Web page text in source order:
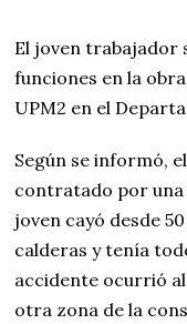
El joven trabajador
funciones en la
UPM2 en el
Según se informó,
contratado por una
joven cayó desde
calderas y tenía
accidente ocurrió
otra zona de la